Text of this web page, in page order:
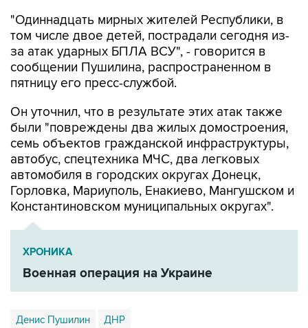
"Одиннадцать мирных жителей Республики, в
том числе двое детей, пострадали сегодня из-
за атак ударных БПЛА ВСУ", - говорится в
сообщении Пушилина, распространенном в
пятницу его пресс-службой.
Он уточнил, что в результате этих атак также
были "повреждены два жилых домостроения,
семь объектов гражданской инфраструктуры,
автобус, спецтехника МЧС, два легковых
автомобиля в городских округах Донецк,
Горловка, Мариуполь, Енакиево, Мангушском и
Константиновском муниципальных округах".
ХРОНИКА
Военная операция на Украине
Денис Пушилин ДНР